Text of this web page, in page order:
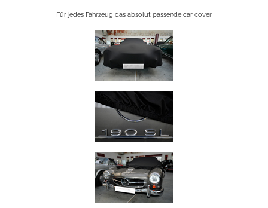
Für jedes Fahrzeug das absolut passende car cover